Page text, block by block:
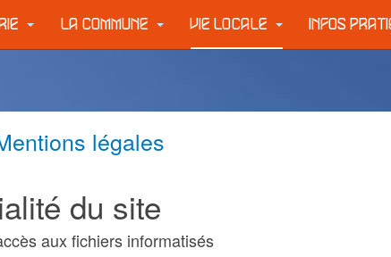
LA COMMUNE VIE LOCALE INFOS
légales
du site
aux fichiers informatisés